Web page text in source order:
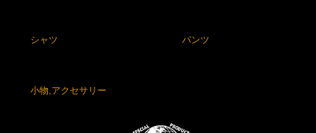
シャツ パンツ
小物,アクセサリー